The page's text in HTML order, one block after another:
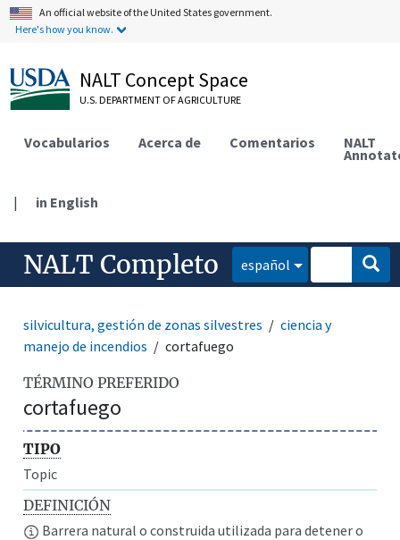
An official website of the United States government.
Here's how you know.
NALT Concept Space
U.S. DEPARTMENT OF AGRICULTURE
Vocabularios Acerca de Comentarios NALT
| in English
NALT Completo español
silvicultura, gestión de zonas silvestres
ciencia y
manejo de incendios
cortafuego
TÉRMINO PREFERIDO
cortafuego
TIPO
Topic
DEFINICIÓN
Barrera natural o construida utilizada para detener o